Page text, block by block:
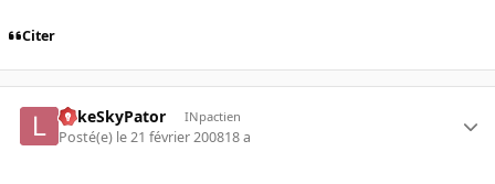
Citer
LukeSkyPator INpactien
Posté(e) le 21 février 200818 a